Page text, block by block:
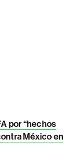
por “hechos
México en